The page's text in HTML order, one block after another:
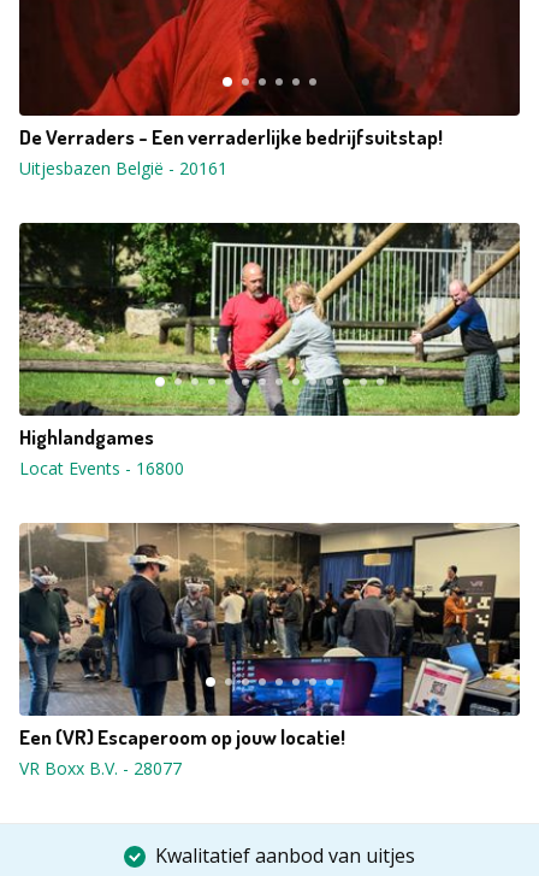
De Verraders - Een verraderlijke bedrijfsuitstap!
Uitjesbazen België - 20161
Highlandgames
Locat Events - 16800
Een (VR) Escaperoom op jouw locatie!
VR Boxx B.V. - 28077
Kwalitatief aanbod van uitjes